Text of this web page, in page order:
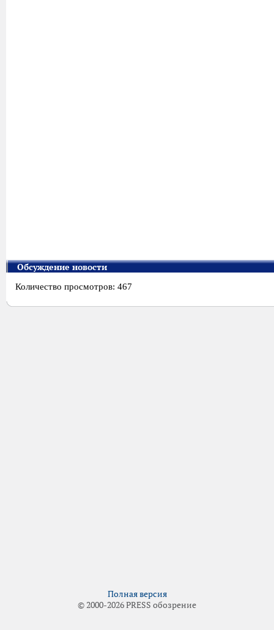
Обсуждение новости
Количество просмотров: 467
Полная версия
© 2000-2026 PRESS обозрение